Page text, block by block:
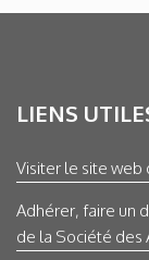
LIENS
Visiter le site web
Adhérer, faire un
de la Société des